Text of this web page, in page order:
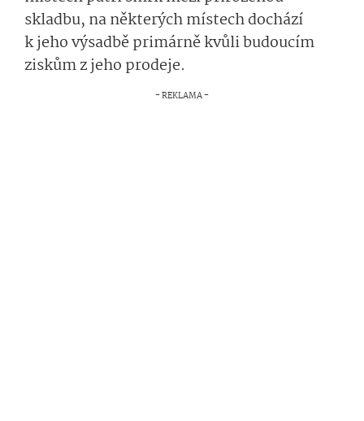
skladbu, na některých místech dochází
k jeho výsadbě primárně kvůli budoucím
ziskům z jeho prodeje.